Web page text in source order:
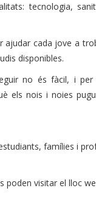
tecnologia,
ajudar cada jove a
disponibles.
no és fàcil, i
els nois i noies
famílies i
visitar el lloc